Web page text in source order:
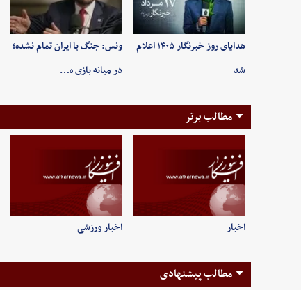
هدایای روز خبرنگار ۱۴۰۵ اعلام
شد
ونس: جنگ با ایران تمام نشده؛
در میانه بازی ه…
مطالب برتر
اخبار اخبار ورزشی
مطالب پیشنهادی